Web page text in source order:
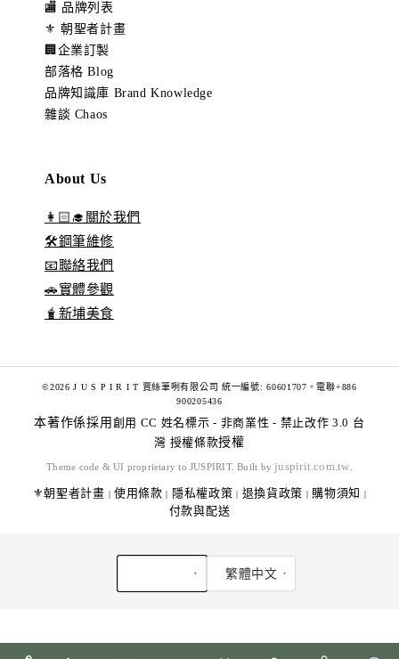
🏬 品牌列表
⚜️ 朝聖者計畫
🏢企業訂製
部落格 Blog
品牌知識庫 Brand Knowledge
雜談 Chaos
About Us
👩🏻‍🎓關於我們
🛠️鋼筆維修
📧聯絡我們
🚗實體參觀
🧋新埔美食
©2026 J U S P I R I T 賈絲筆咧有限公司 統一編號: 60601707。電聯+886
900205436
本著作係採用 創用 CC 姓名標示 - 非商業性 - 禁止改作 3.0 台
灣 授權條款授權
Theme code & UI proprietary to JUSPIRIT. Built by juspirit.com.tw
⚜️朝聖者計畫 | 使用條款 | 隱私權政策 | 退換貨政策 | 購物須知 |
付款與配送